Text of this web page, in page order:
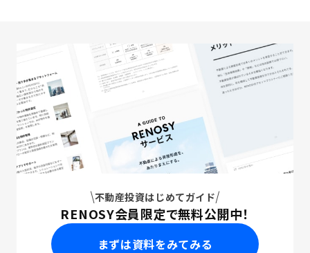
不動産投資はじめてガイド
RENOSY会員限定で無料公開中！
まずは資料をみてみる